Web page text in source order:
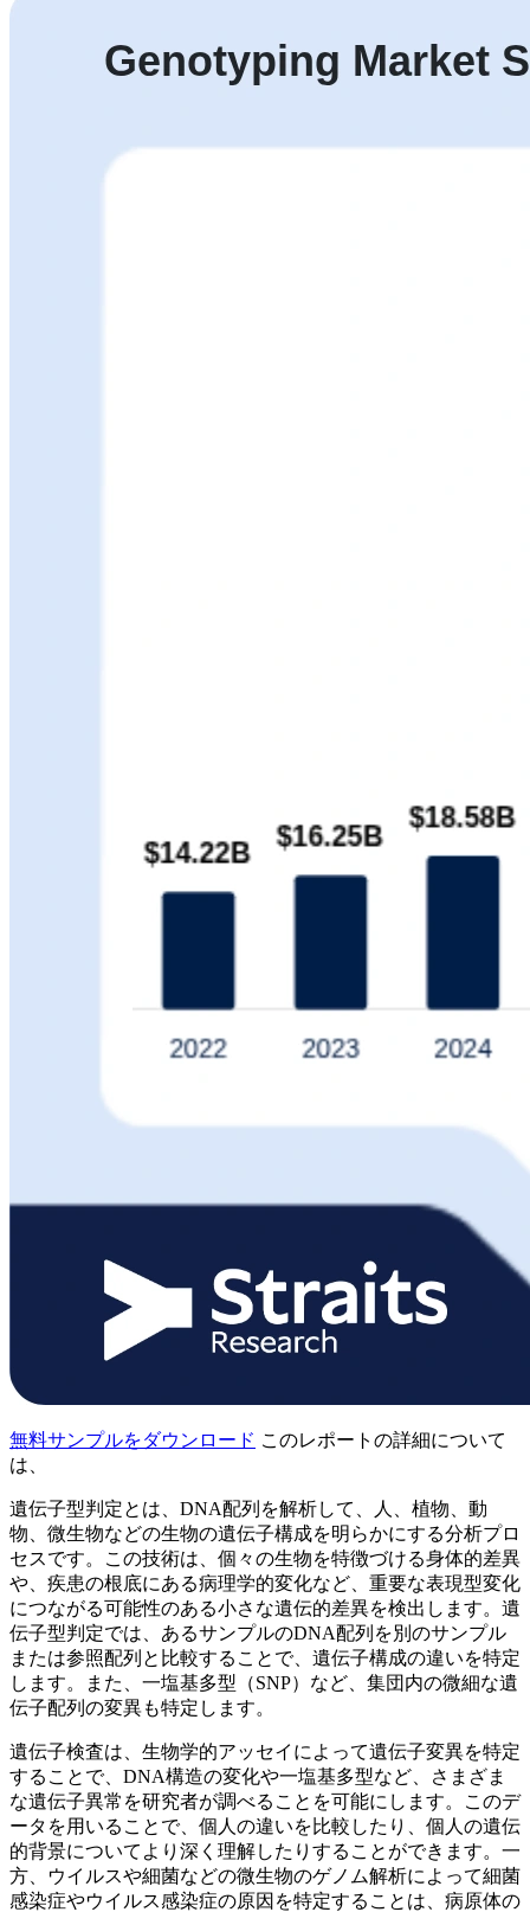
無料サンプルをダウンロード このレポートの詳細について
は、
遺伝子型判定とは、DNA配列を解析して、人、植物、動
物、微生物などの生物の遺伝子構成を明らかにする分析プロ
セスです。この技術は、個々の生物を特徴づける身体的差異
や、疾患の根底にある病理学的変化など、重要な表現型変化
につながる可能性のある小さな遺伝的差異を検出します。遺
伝子型判定では、あるサンプルのDNA配列を別のサンプル
または参照配列と比較することで、遺伝子構成の違いを特定
します。また、一塩基多型（SNP）など、集団内の微細な遺
伝子配列の変異も特定します。
遺伝子検査は、生物学的アッセイによって遺伝子変異を特定
することで、DNA構造の変化や一塩基多型など、さまざま
な遺伝子異常を研究者が調べることを可能にします。このデ
ータを用いることで、個人の違いを比較したり、個人の遺伝
的背景についてより深く理解したりすることができます。一
方、ウイルスや細菌などの微生物のゲノム解析によって細菌
感染症やウイルス感染症の原因を特定することは、病原体の